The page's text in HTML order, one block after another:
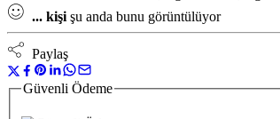
... kişi şu anda bunu görüntülüyor
Paylaş
Güvenli Ödeme